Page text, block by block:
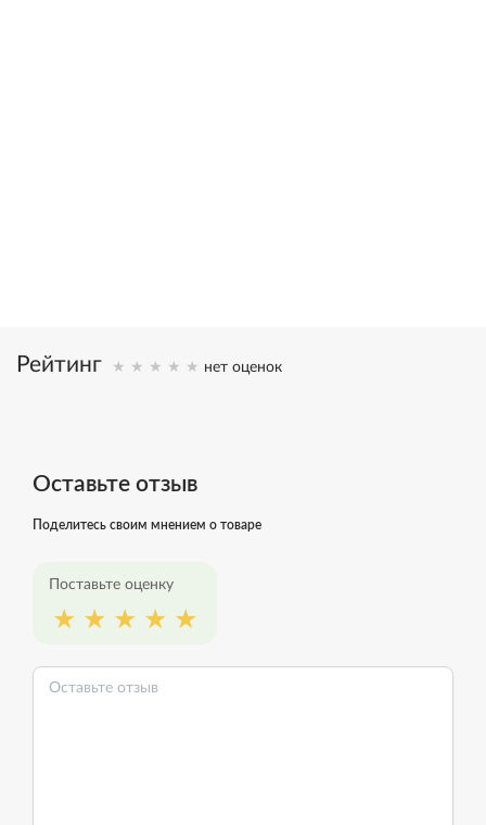
Рейтинг нет оценок
Оставьте отзыв
Поделитесь своим мнением о товаре
Поставьте оценку